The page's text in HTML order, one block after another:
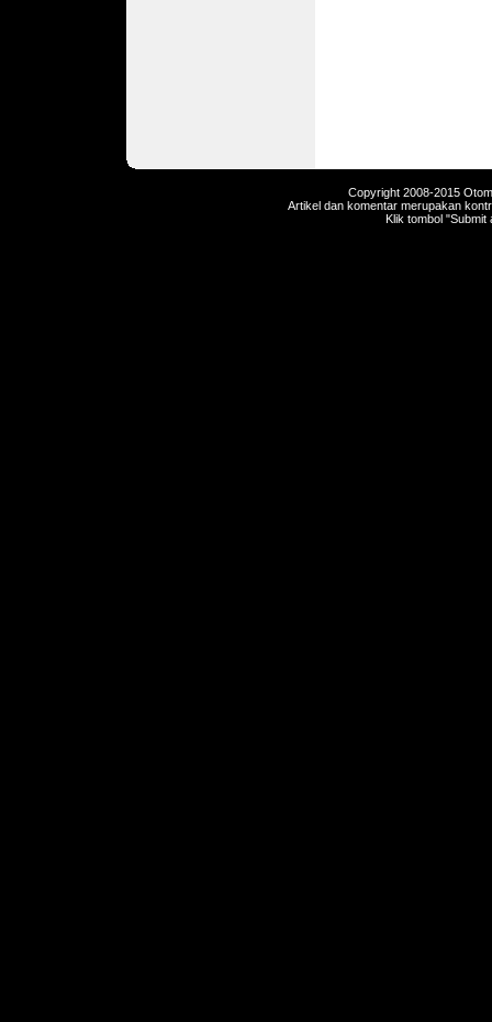
Copyright 2008-2015
Artikel dan komentar merupakan
Klik tombol